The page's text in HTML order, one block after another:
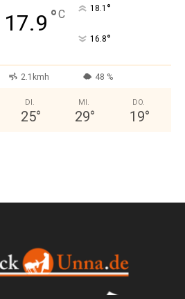
17.9 °C 18.1 °
16.8°
2.1kmh 48 %
DI.
25°
MI.
29°
DO.
19°